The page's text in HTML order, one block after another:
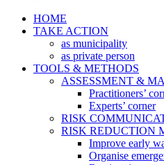
HOME
TAKE ACTION
as municipality
as private person
TOOLS & METHODS
ASSESSMENT &
Practitioners’
Experts’ corner
RISK
RISK REDUCTION
Improve early
Organise